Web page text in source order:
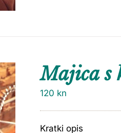
Majica s
120 kn
Kratki opis